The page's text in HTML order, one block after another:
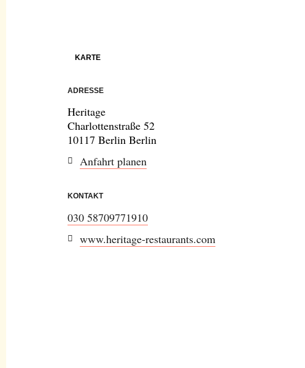
KARTE
ADRESSE
Heritage
Charlottenstraße 52
10117 Berlin Berlin
Anfahrt planen
KONTAKT
030 58709771910
www.heritage-restaurants.com